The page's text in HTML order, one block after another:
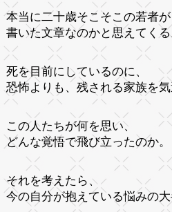
本当に二十歳そこそこの若者が
書いた文章なのかと思えてくる
死を目前にしているのに、
恐怖よりも、残される家族を
この人たちが何を思い、
どんな覚悟で飛び立ったのか。
それを考えたら、
今の自分が抱えている悩みの大